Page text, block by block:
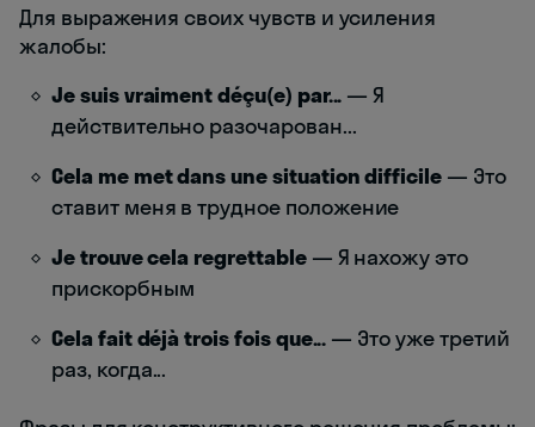
Для выражения своих чувств и усиления
жалобы:
Je suis vraiment déçu(e) par... — Я
действительно разочарован...
Cela me met dans une situation difficile — Это
ставит меня в трудное положение
Je trouve cela regrettable— Я нахожу это
прискорбным
Cela fait déjà trois fois que... — Это уже третий
раз, когда...